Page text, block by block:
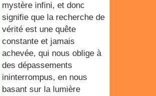
mystère infini, et donc
signifie que la recherche de
vérité est une quête
constante et jamais
achevée, qui nous oblige à
des dépassements
ininterrompus, en nous
basant sur la lumière